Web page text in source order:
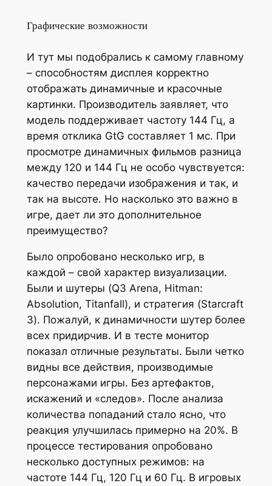
Графические возможности
И тут мы подобрались к самому главному
– способностям дисплея корректно
отображать динамичные и красочные
картинки. Производитель заявляет, что
модель поддерживает частоту 144 Гц, а
время отклика GtG составляет 1 мс. При
просмотре динамичных фильмов разница
между 120 и 144 Гц не особо чувствуется:
качество передачи изображения и так, и
так на высоте. Но насколько это важно в
игре, дает ли это дополнительное
преимущество?
Было опробовано несколько игр, в
каждой – свой характер визуализации.
Были и шутеры (Q3 Arena, Hitman:
Absolution, Titanfall), и стратегия (Starcraft
3). Пожалуй, к динамичности шутер более
всех придирчив. И в тесте монитор
показал отличные результаты. Были четко
видны все действия, производимые
персонажами игры. Без артефактов,
искажений и «следов». После анализа
количества попаданий стало ясно, что
реакция улучшилась примерно на 20%. В
процессе тестирования опробовано
несколько доступных режимов: на
частоте 144 Гц, 120 Гц и 60 Гц. В игровых